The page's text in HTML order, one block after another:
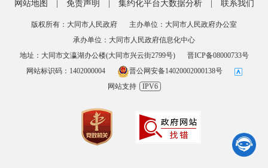

网站地图 免责声明 集约化平台大数据分析 联系我们
版权所有：大同市人民政府
主办单位：大同市人民政府办公室
承办单位：大同市人民政府信息化中心
地址：大同市文瀛湖办公楼(大同市兴云街2799号)
晋ICP备08000733号
网站标识码：1402000004
晋公网安备14020002000138号
网站支持
IPV6